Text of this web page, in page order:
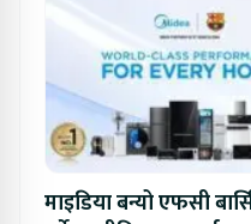
माइडिया बन्यो एफसी